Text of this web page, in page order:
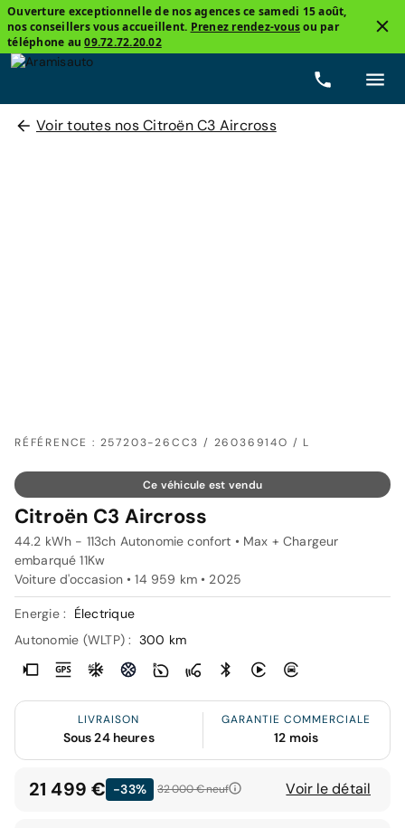
Ouverture exceptionnelle de nos agences ce samedi 15 août,
nos conseillers vous accueillent. Prenez rendez-vousou par
téléphone au09.72.72.20.02
Voir toutes nos Citroën C3 Aircross
RÉFÉRENCE : 257203-26CC3 / 26036914O / L
Ce véhicule est vendu
Citroën C3 Aircross
44.2 kWh - 113ch Autonomie confort • Max + Chargeur
embarqué 11Kw
Voiture d'occasion • 14 959 km • 2025
Energie :
Électrique
Autonomie (WLTP) : 300 km
LIVRAISON
Sous 24 heures
GARANTIE COMMERCIALE
12 mois
21 499 € -33% 32 000 €neuf Voir le détail